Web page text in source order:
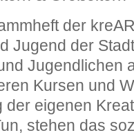
der
Jugend der
Jugendlichen
Kursen und
der eigenen
stehen das